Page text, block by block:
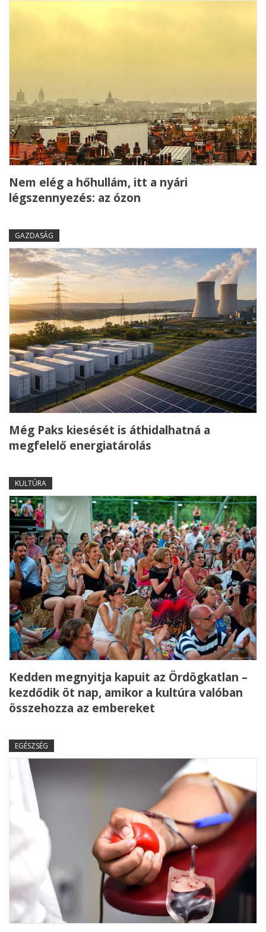
Nem elég a hőhullám, itt a nyári
légszennyezés: az ózon
GAZDASÁG
Még Paks kiesését is áthidalhatná a
megfelelő energiatárolás
KULTÚRA
Kedden megnyitja kapuit az Ördögkatlan –
kezdődik öt nap, amikor a kultúra valóban
összehozza az embereket
EGÉSZSÉG